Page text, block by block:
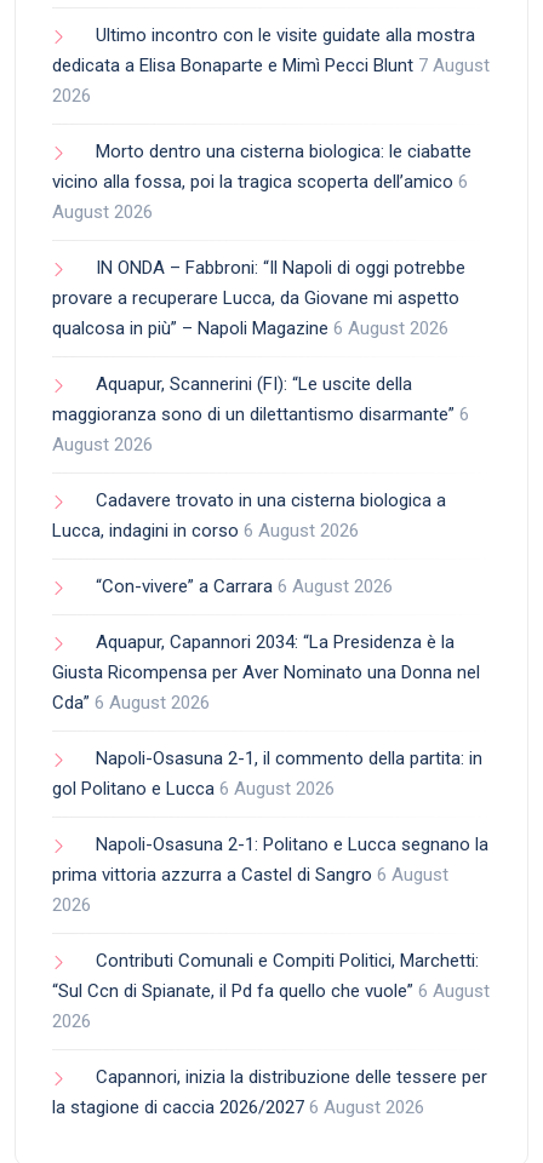
Ultimo incontro con le visite guidate alla mostra
dedicata a Elisa Bonaparte e Mimì Pecci Blunt 7 August
2026
Morto dentro una cisterna biologica: le ciabatte
vicino alla fossa, poi la tragica scoperta dell’amico 6
August 2026
IN ONDA – Fabbroni: “Il Napoli di oggi potrebbe
provare a recuperare Lucca, da Giovane mi aspetto
qualcosa in più” – Napoli Magazine 6 August 2026
Aquapur, Scannerini (FI): “Le uscite della
maggioranza sono di un dilettantismo disarmante” 6
August 2026
Cadavere trovato in una cisterna biologica a
Lucca, indagini in corso 6 August 2026
“Con-vivere” a Carrara 6 August 2026
Aquapur, Capannori 2034: “La Presidenza è la
Giusta Ricompensa per Aver Nominato una Donna nel
Cda” 6 August 2026
Napoli-Osasuna 2-1, il commento della partita: in
gol Politano e Lucca 6 August 2026
Napoli-Osasuna 2-1: Politano e Lucca segnano la
prima vittoria azzurra a Castel di Sangro 6 August
2026
Contributi Comunali e Compiti Politici, Marchetti:
“Sul Ccn di Spianate, il Pd fa quello che vuole” 6 August
2026
Capannori, inizia la distribuzione delle tessere per
la stagione di caccia 2026/2027 6 August 2026